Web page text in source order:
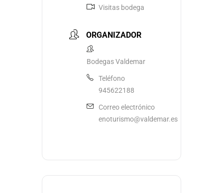
Visitas bodega
ORGANIZADOR
Bodegas Valdemar
Teléfono
945622188
Correo electrónico
enoturismo@valdemar.es